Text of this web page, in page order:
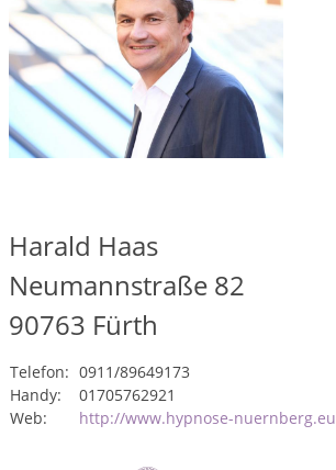
Harald Haas
Neumannstraße 82
90763 Fürth
Telefon: 0911/89649173
Handy:
01705762921
Web:
http://www.hypnose-nuernberg.eu